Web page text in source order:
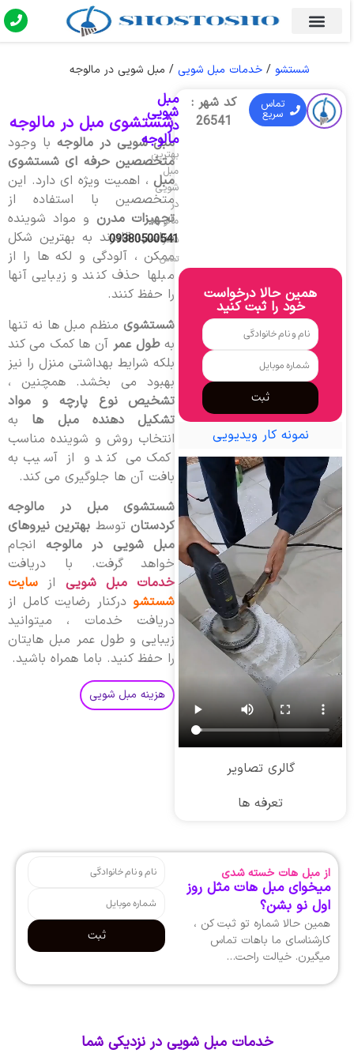
شستشو/ خدمات مبل شویی/ مبل شویی در مالوجه
شستشوی مبل در مالوجه
مبل شویی در مالوجهبا وجود
متخصصین حرفه ای شستشوی
مبل ، اهمیت ویژه ای دارد. این
متخصصین با استفاده از
تجهیزات مدرنو مواد شوینده
مناسب قادرند به بهترین شکل
ممکن ، آلودگی و لکه ها را از
مبلها حذف کنند و زیبایی آنها
را حفظ کنند.
شستشویمنظم مبل ها نه تنها
به طول عمرآن ها کمک می کند
بلکه شرایط بهداشتی منزل را نیز
بهبود می بخشد. همچنین ،
تشخیص نوع پارچه و مواد
تشکیل دهنده مبل هابه
انتخاب روش و شوینده مناسب
کمک می کند و از آسیب به
بافت آن ها جلوگیری می کند.
شستشوی مبل در مالوجه
کردستانتوسط بهترین نیروهای
مبل شویی در مالوجهانجام
خواهد گرفت. با دریافت
خدمات مبل شوییاز سایت
شستشودرکنار رضایت کامل از
دریافت خدمات ، میتوانید
زیبایی و طول عمر مبل هایتان
را حفظ کنید. باما همراه باشید.
هزینه مبل شویی
تماس
سریع
کد شهر :
26541
مبل
شویی
در
مالوجه
بهترین
مبل
شویی
در
مالوجه
شماره
تماس
09380500541
همین حالا درخواست
خود را ثبت کنید
ثبت
نمونه کار ویدیویی
گالری تصاویر
تعرفه ها
از مبل هات خسته شدی
میخوای مبل هات مثل روز
اول نو بشن؟
همین حالا شماره تو ثبت کن ،
کارشناسای ما باهات تماس
میگیرن. خیالت راحت…
ثبت
خدمات مبل شویی در نزدیکی شما